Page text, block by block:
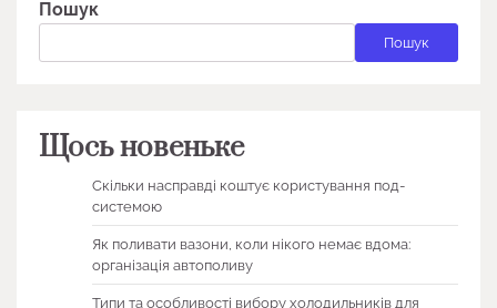
Пошук
Пошук
Щось новеньке
Скільки насправді коштує користування под-
системою
Як поливати вазони, коли нікого немає вдома:
організація автополиву
Типи та особливості вибору холодильників для